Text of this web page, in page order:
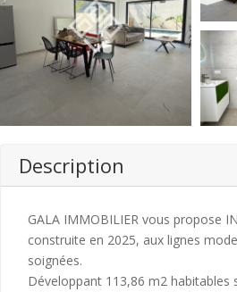
Description
GALA IMMOBILIER vous propose
construite en 2025, aux lignes
soignées.
Développant 113,86 m2 habitables